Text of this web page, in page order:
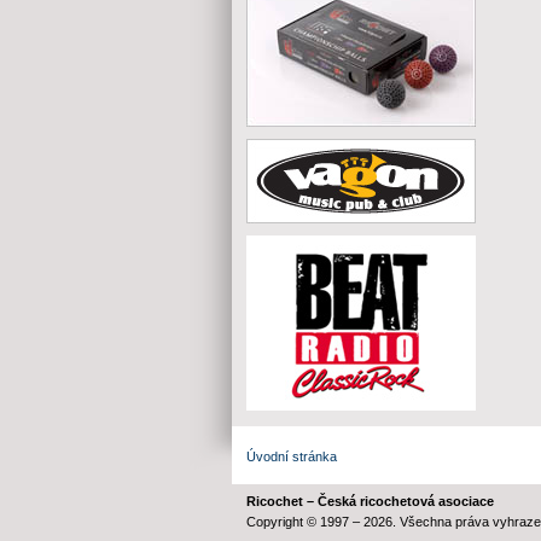
Úvodní stránka
Ricochet – Česká ricochetová asociace
Copyright © 1997 – 2026. Všechna práva